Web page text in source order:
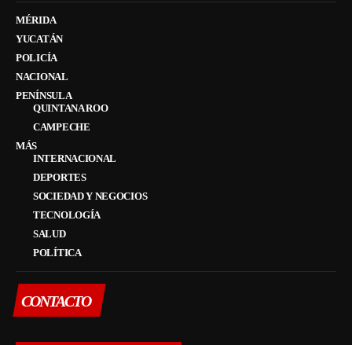
MÉRIDA
YUCATÁN
POLICÍA
NACIONAL
PENÍNSULA
QUINTANA ROO
CAMPECHE
MÁS
INTERNACIONAL
DEPORTES
SOCIEDAD Y NEGOCIOS
TECNOLOGÍA
SALUD
POLÍTICA
CONTACTO